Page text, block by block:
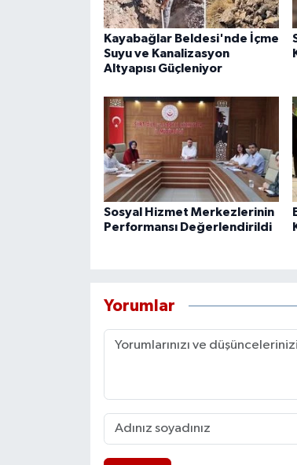
Kayabağlar Beldesi'nde İçme
Suyu ve Kanalizasyon
Altyapısı Güçleniyor
Sosyal Hizmet Merkezlerinin
Performansı Değerlendirildi
Yorumlar